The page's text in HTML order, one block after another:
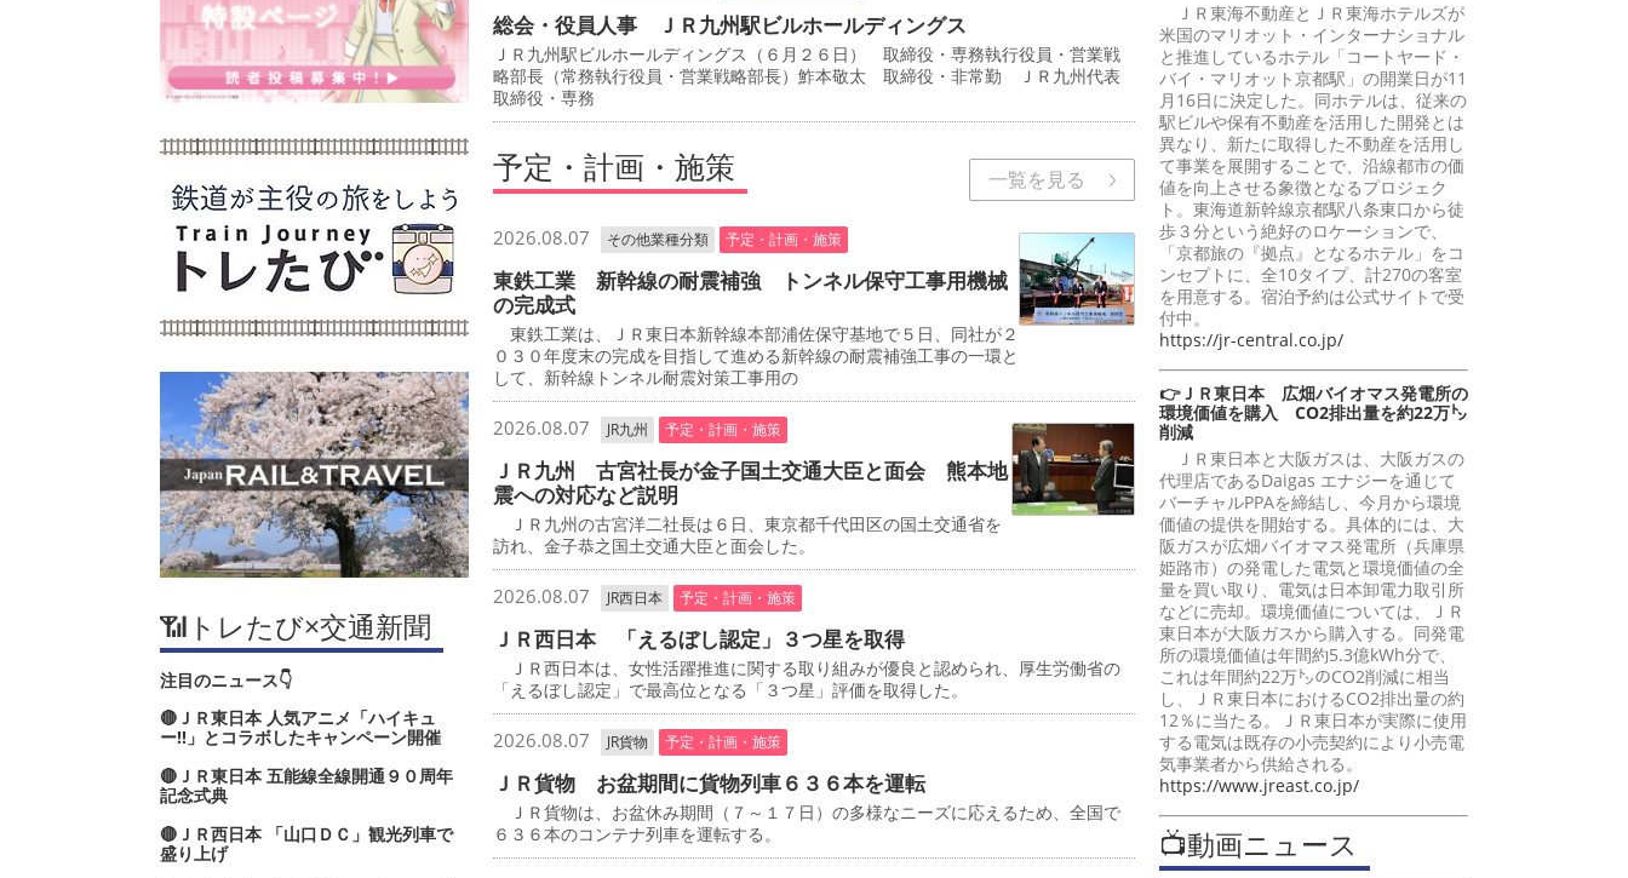
📶トレたび×交通新聞
注目のニュース👇
🔴ＪＲ東日本 人気アニメ「ハイキュ
ー‼」とコラボしたキャンペーン開催
🔴ＪＲ東日本 五能線全線開通９０周年
記念式典
🔴ＪＲ西日本 「山口ＤＣ」観光列車で
盛り上げ
総会・役員人事 ＪＲ九州駅ビルホールディングス
ＪＲ九州駅ビルホールディングス（６月２６日） 取締役・専務執行役員・営業戦
略部長（常務執行役員・営業戦略部長）鮓本敬太 取締役・非常勤 ＪＲ九州代表
取締役・専務
予定・計画・施策 一覧を見る
2026.08.07 その他業種分類 予定・計画・施策
東鉄工業 新幹線の耐震補強 トンネル保守工事用機械
の完成式
東鉄工業は、ＪＲ東日本新幹線本部浦佐保守基地で５日、同社が２
０３０年度末の完成を目指して進める新幹線の耐震補強工事の一環と
して、新幹線トンネル耐震対策工事用の
2026.08.07 JR九州 予定・計画・施策
ＪＲ九州 古宮社長が金子国土交通大臣と面会 熊本地
震への対応など説明
ＪＲ九州の古宮洋二社長は６日、東京都千代田区の国土交通省を
訪れ、金子恭之国土交通大臣と面会した。
2026.08.07 JR西日本 予定・計画・施策
ＪＲ西日本 「えるぼし認定」３つ星を取得
ＪＲ西日本は、女性活躍推進に関する取り組みが優良と認められ、厚生労働省の
「えるぼし認定」で最高位となる「３つ星」評価を取得した。
2026.08.07 JR貨物 予定・計画・施策
ＪＲ貨物 お盆期間に貨物列車６３６本を運転
ＪＲ貨物は、お盆休み期間（７～１７日）の多様なニーズに応えるため、全国で
６３６本のコンテナ列車を運転する。
ＪＲ東海不動産とＪＲ東海ホテルズが
米国のマリオット・インターナショナル
と推進しているホテル「コートヤード・
バイ・マリオット京都駅」の開業日が11
月16日に決定した。同ホテルは、従来の
駅ビルや保有不動産を活用した開発とは
異なり、新たに取得した不動産を活用し
て事業を展開することで、沿線都市の価
値を向上させる象徴となるプロジェク
ト。東海道新幹線京都駅八条東口から徒
歩３分という絶好のロケーションで、
「京都旅の『拠点』となるホテル」をコ
ンセプトに、全10タイプ、計270の客室
を用意する。宿泊予約は公式サイトで受
付中。
https://jr-central.co.jp/
👉ＪＲ東日本 広畑バイオマス発電所の
環境価値を購入 CO2排出量を約22万㌧
削減
ＪＲ東日本と大阪ガスは、大阪ガスの
代理店であるDaigas エナジーを通じて
バーチャルPPAを締結し、今月から環境
価値の提供を開始する。具体的には、大
阪ガスが広畑バイオマス発電所（兵庫県
姫路市）の発電した電気と環境価値の全
量を買い取り、電気は日本卸電力取引所
などに売却。環境価値については、ＪＲ
東日本が大阪ガスから購入する。同発電
所の環境価値は年間約5.3億kWh分で、
これは年間約22万㌧のCO2削減に相当
し、ＪＲ東日本におけるCO2排出量の約
12％に当たる。ＪＲ東日本が実際に使用
する電気は既存の小売契約により小売電
気事業者から供給される。
https://www.jreast.co.jp/
📺動画ニュース